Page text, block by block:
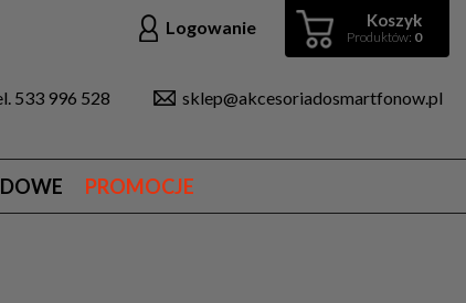
Koszyk
Produktów: 0
Logowanie
533 996 528 sklep@akcesoriadosmartfonow.pl
PROMOCJE